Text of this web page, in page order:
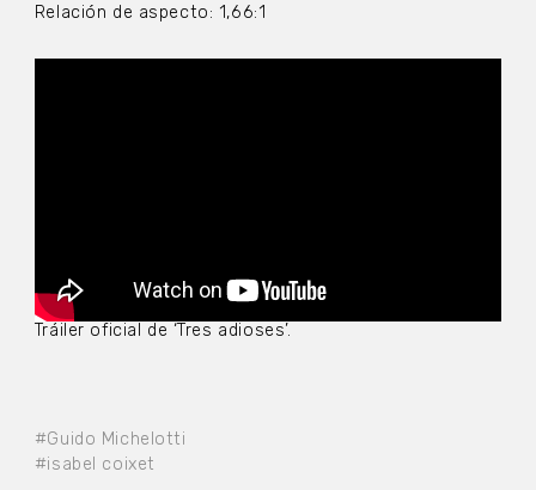
#Guido Michelotti
#isabel coixet
Relación de aspecto: 1,66:1
Tráiler oficial de ‘Tres adioses’.